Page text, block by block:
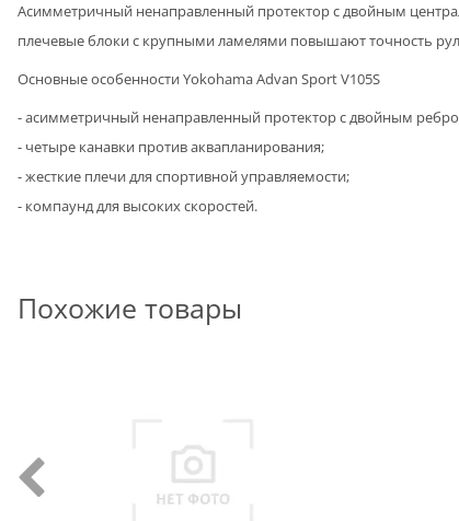
Асимметричный ненаправленный протектор с двойным
плечевые блоки с крупными ламелями повышают точность
Основные особенности Yokohama Advan Sport V105S
- асимметричный ненаправленный протектор с двойным
- четыре канавки против аквапланирования;
- жесткие плечи для спортивной управляемости;
- компаунд для высоких скоростей.
Похожие товары